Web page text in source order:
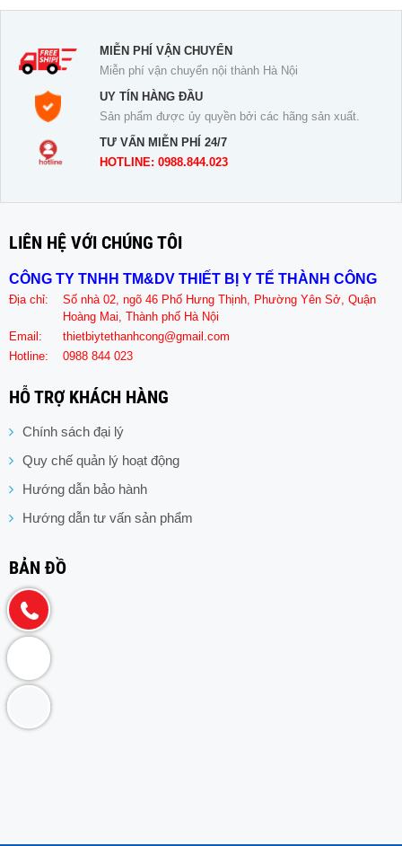
MIỄN PHÍ VẬN CHUYỂN
Miễn phí vận chuyển nội thành Hà Nội
UY TÍN HÀNG ĐẦU
Sản phẩm được ủy quyền bởi các hãng sản xuất.
TƯ VẤN MIỄN PHÍ 24/7
HOTLINE: 0988.844.023
LIÊN HỆ VỚI CHÚNG TÔI
CÔNG TY TNHH TM&DV THIẾT BỊ Y TẾ THÀNH CÔNG
Địa chỉ:
Số nhà 02, ngõ 46 Phố Hưng Thịnh, Phường Yên Sở, Quận
Hoàng Mai, Thành phố Hà Nội
Email:
thietbiytethanhcong@gmail.com
Hotline:
0988 844 023
HỖ TRỢ KHÁCH HÀNG
Chính sách đại lý
Quy chế quản lý hoạt động
Hướng dẫn bảo hành
Hướng dẫn tư vấn sản phẩm
BẢN ĐỒ